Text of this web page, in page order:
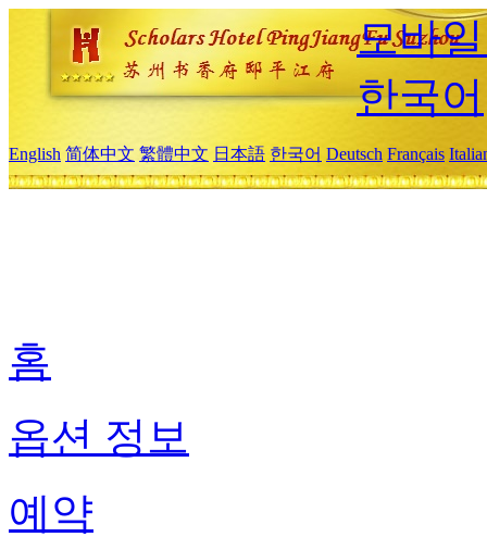
모바
한국어
English 简体中文 繁體中文 日本語 한국어 Deutsch Français
홈
옵션 정보
예약